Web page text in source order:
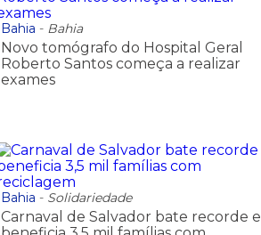
Bahia - Bahia
Novo tomógrafo do Hospital Geral
Roberto Santos começa a realizar
exames
Bahia - Solidariedade
Carnaval de Salvador bate recorde e